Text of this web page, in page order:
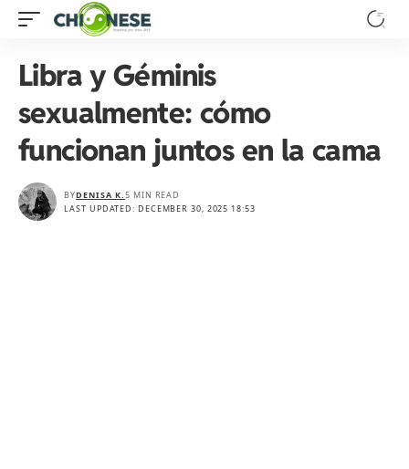
Libra y Géminis
sexualmente: cómo
funcionan juntos en la cama
LAST UPDATED: DECEMBER 30, 2025 18:53
BYDENISA K.5 MIN READ